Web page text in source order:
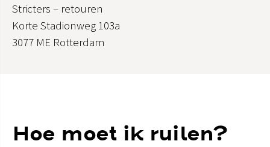
Stricters – retouren
Korte Stadionweg 103a
3077 ME Rotterdam
Hoe moet ik ruilen?